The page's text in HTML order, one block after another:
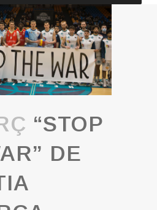
“STOP
DE